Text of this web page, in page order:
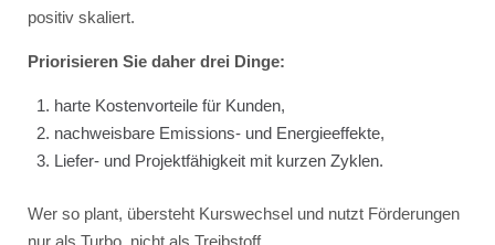
positiv skaliert.
Priorisieren Sie daher drei Dinge:
harte Kostenvorteile für Kunden,
nachweisbare Emissions- und Energieeffekte,
Liefer- und Projektfähigkeit mit kurzen Zyklen.
Wer so plant, übersteht Kurswechsel und nutzt Förderungen
nur als Turbo, nicht als Treibstoff.